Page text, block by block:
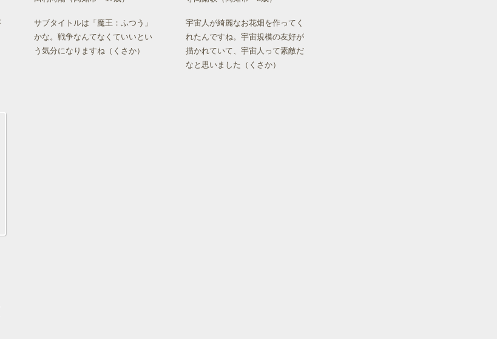
田村向陽（高知市・17歳）
サブタイトルは「魔王：ふつう」
かな。戦争なんてなくていいとい
う気分になりますね（くさか）
寺岡蘭歌（高知市・5歳）
宇宙人が綺麗なお花畑を作ってく
れたんですね。宇宙規模の友好が
描かれていて、宇宙人って素敵だ
なと思いました（くさか）